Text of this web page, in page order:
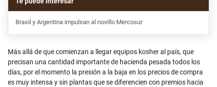
Brasil y Argentina impulsan al novillo Mercosur
Más allá de que comienzan a llegar equipos kosher al país, que
precisan una cantidad importante de hacienda pesada todos los
días, por el momento la presión a la baja en los precios de compra
es muy intensa y sin plantas que se diferencien con premios hacia